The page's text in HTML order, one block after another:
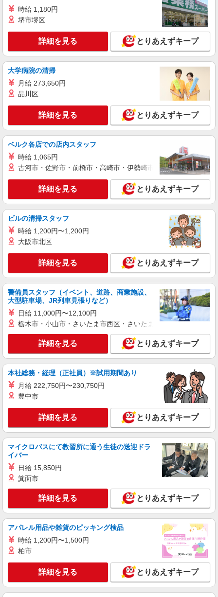
時給 1,180円
堺市堺区
詳細を見る とりあえずキープ
大学病院の清掃
月給 273,650円
品川区
詳細を見る とりあえずキープ
ベルク各店での店内スタッフ
時給 1,065円
古河市・佐野市・前橋市・高崎市・伊勢崎市・太田市・館林市
詳細を見る とりあえずキープ
ビルの清掃スタッフ
時給 1,200円〜1,200円
大阪市北区
詳細を見る とりあえずキープ
警備員スタッフ（イベント、道路、商業施設、
大型駐車場、JR列車見張りなど）
日給 11,000円〜12,100円
栃木市・小山市・さいたま市西区・さいたま市岩槻区・久喜市・
詳細を見る とりあえずキープ
本社総務・経理（正社員）※試用期間あり
月給 222,750円〜230,750円
豊中市
詳細を見る とりあえずキープ
マイクロバスにて教習所に通う生徒の送迎ドラ
イバー
日給 15,850円
箕面市
詳細を見る とりあえずキープ
アパレル用品や雑貨のピッキング検品
時給 1,200円〜1,500円
柏市
詳細を見る とりあえずキープ